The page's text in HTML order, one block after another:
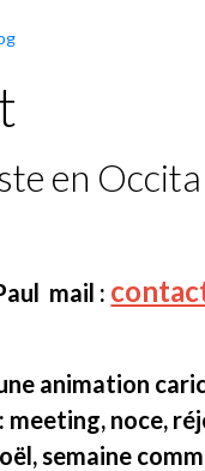
en
mail :
animation
noce,
semaine